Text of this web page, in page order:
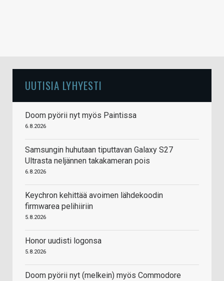
UUTISIA LYHYESTI
Doom pyörii nyt myös Paintissa
6.8.2026
Samsungin huhutaan tiputtavan Galaxy S27
Ultrasta neljännen takakameran pois
6.8.2026
Keychron kehittää avoimen lähdekoodin
firmwarea pelihiiriin
5.8.2026
Honor uudisti logonsa
5.8.2026
Doom pyörii nyt (melkein) myös Commodore